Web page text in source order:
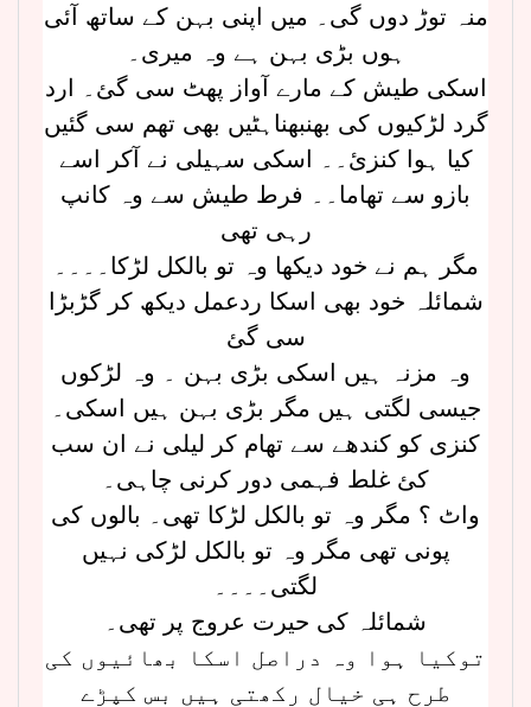
منہ توڑ دوں گی۔ میں اپنی بہن کے ساتھ آئی
ہوں بڑی بہن ہے وہ میری۔
اسکی طیش کے مارے آواز پھٹ سی گئ۔ ارد
گرد لڑکیوں کی بھنبھناہٹیں بھی تھم سی گئیں
کیا ہوا کنزئ۔۔ اسکی سہیلی نے آکر اسے
بازو سے تھاما۔۔ فرط طیش سے وہ کانپ
رہی تھی
مگر ہم نے خود دیکھا وہ تو بالکل لڑکا۔۔۔۔
شمائلہ خود بھی اسکا ردعمل دیکھ کر گڑبڑا
سی گئ
وہ مزنہ ہیں اسکی بڑی بہن ۔ وہ لڑکوں
جیسی لگتی ہیں مگر بڑی بہن ہیں اسکی۔
کنزی کو کندھے سے تھام کر لیلی نے ان سب
کئ غلط فہمی دور کرنی چاہی۔
واٹ ؟ مگر وہ تو بالکل لڑکا تھی۔ بالوں کی
پونی تھی مگر وہ تو بالکل لڑکی نہیں
لگتی۔۔۔۔
شمائلہ کی حیرت عروج پر تھی۔
توکیا ہوا وہ دراصل اسکا بھائیوں کی
طرح ہی خیال رکھتی ہیں بس کپڑے